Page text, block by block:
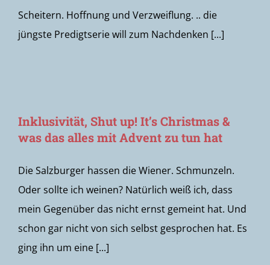
Scheitern. Hoffnung und Verzweiflung. .. die
jüngste Predigtserie will zum Nachdenken [...]
Inklusivität, Shut up! It’s Christmas &
was das alles mit Advent zu tun hat
Die Salzburger hassen die Wiener. Schmunzeln.
Oder sollte ich weinen? Natürlich weiß ich, dass
mein Gegenüber das nicht ernst gemeint hat. Und
schon gar nicht von sich selbst gesprochen hat. Es
ging ihn um eine [...]